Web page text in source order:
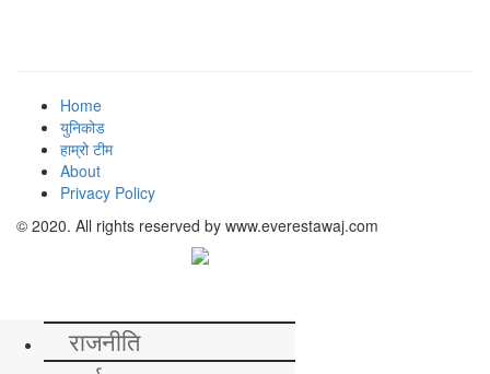
Home
युनिकोड
हाम्रो टीम
About
Privacy Policy
© 2020. All rights reserved by www.everestawaj.com
राजनीति